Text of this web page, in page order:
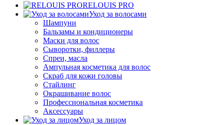
RELOUIS PRO
Уход за волосами
Шампуни
Бальзамы и кондиционеры
Маски для волос
Сыворотки, филлеры
Спреи, масла
Ампульная косметика для волос
Скраб для кожи головы
Стайлинг
Окрашивание волос
Профессиональная косметика
Аксессуары
Уход за лицом